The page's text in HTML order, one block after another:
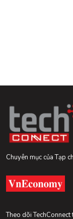
Chuyên mục của Tạp
Theo dõi TechConnect